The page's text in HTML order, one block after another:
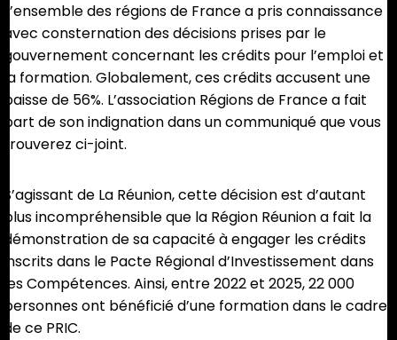
L’ensemble des régions de France a pris connaissance
avec consternation des décisions prises par le
gouvernement concernant les crédits pour l’emploi et
la formation. Globalement, ces crédits accusent une
baisse de 56%. L’association Régions de France a fait
part de son indignation dans un communiqué que vous
trouverez ci-joint.
S’agissant de La Réunion, cette décision est d’autant
plus incompréhensible que la Région Réunion a fait la
démonstration de sa capacité à engager les crédits
inscrits dans le Pacte Régional d’Investissement dans
les Compétences. Ainsi, entre 2022 et 2025, 22 000
personnes ont bénéficié d’une formation dans le cadre
de ce PRIC.